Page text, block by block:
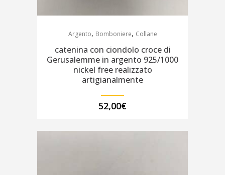
Argento, Bomboniere, Collane
catenina con ciondolo croce di
Gerusalemme in argento 925/1000
nickel free realizzato
artigianalmente
52,00€